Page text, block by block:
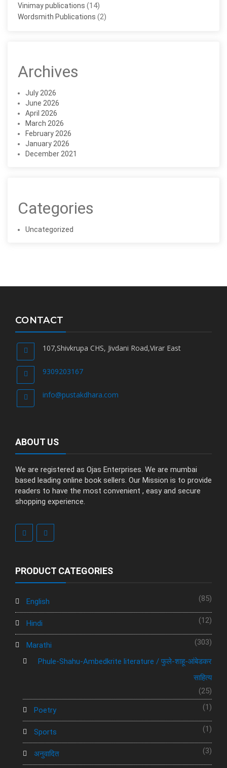
Vinimay publications (14)
Wordsmith Publications (2)
Archives
July 2026
June 2026
April 2026
March 2026
February 2026
January 2026
December 2021
Categories
Uncategorized
CONTACT
107,Shivkrupa CHS, Jivdani Road,Virar East
9309203167
info@pustakdhara.com
ABOUT US
We are registered as Ojas Enterprises. We are mumbai
based leading online book sellers. Our Mission is to provide
readers to have the most convenient , easy and secure
shopping experience.
PRODUCT CATEGORIES
English (85)
Hindi (12)
Marathi (303)
Phule-Shahu-Ambedkrite literature / फुले-शाहू-आंबेडकर
साहित्य
(25)
Poetry (1)
Sports (1)
अनुवादित (3)